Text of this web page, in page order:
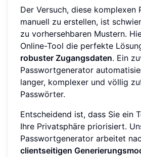
Der Versuch, diese komplexen
manuell zu erstellen, ist
zu vorhersehbaren Mustern.
Online-Tool die perfekte
robuster Zugangsdaten. Ein
Passwortgenerator
langer, komplexer und völlig
Passwörter.
Entscheidend ist, dass Sie ein
Ihre Privatsphäre priorisiert.
Passwortgenerator arbeitet
clientseitigen